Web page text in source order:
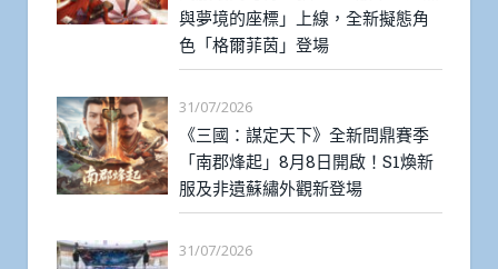
與夢境的座標」上線，全新擬態角
色「格爾菲茵」登場
31/07/2026
《三國：謀定天下》全新問鼎賽季
「南郡烽起」8月8日開啟！S1煥新
服及非遺蘇繡外觀新登場
31/07/2026